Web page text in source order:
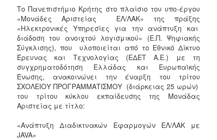
2018
2017
2016
2015
2013
2012
2011
2006
Το Πανεπιστήμιο Κρήτης στo πλαίσιo του υπο-έργου
«Μονάδες Αριστείας ΕΛ/ΛΑΚ» της πράξης
«Ηλεκτρονικές Υπηρεσίες για την ανάπτυξη και
διάδοση του ανοιχτού λογισμικού» (Ε.Π. Ψηφιακής
Σύγκλισης), που υλοποιείται από το Εθνικό Δίκτυο
Έρευνας και Τεχνολογίας (ΕΔΕΤ Α.Ε.) με τη
συγχρηματοδότηση Ελλάδας και Ευρωπαϊκής
Ένωσης, ανακοινώνει την έναρξη του τρίτου
ΣΧΟΛΕΙΟΥ ΠΡΟΓΡΑΜΜΑΤΙΣΜΟΥ (διάρκειας 25 ωρών)
του τρίτου κύκλου εκπαίδευσης της Μονάδας
Αριστείας με τίτλο:
«Ανάπτυξη Διαδικτυακών Εφαρμογών ΕΛ/ΛΑΚ με
JAVA»